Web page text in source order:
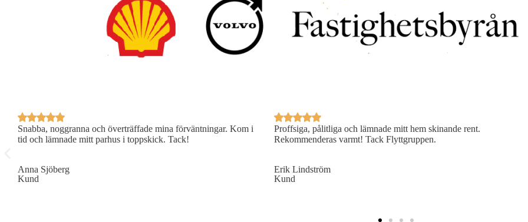
Snabba, noggranna och överträffade mina förväntningar. Kom i
tid och lämnade mitt parhus i toppskick. Tack!
Anna Sjöberg
Kund
Proffsiga, pålitliga och lämnade mitt hem skinande rent.
Rekommenderas varmt! Tack Flyttgruppen.
Erik Lindström
Kund